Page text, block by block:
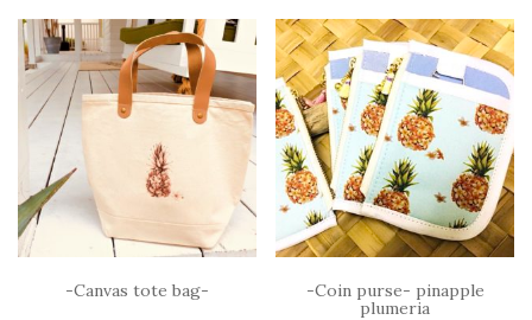
-Canvas tote bag-
-Coin purse- pinapple
plumeria